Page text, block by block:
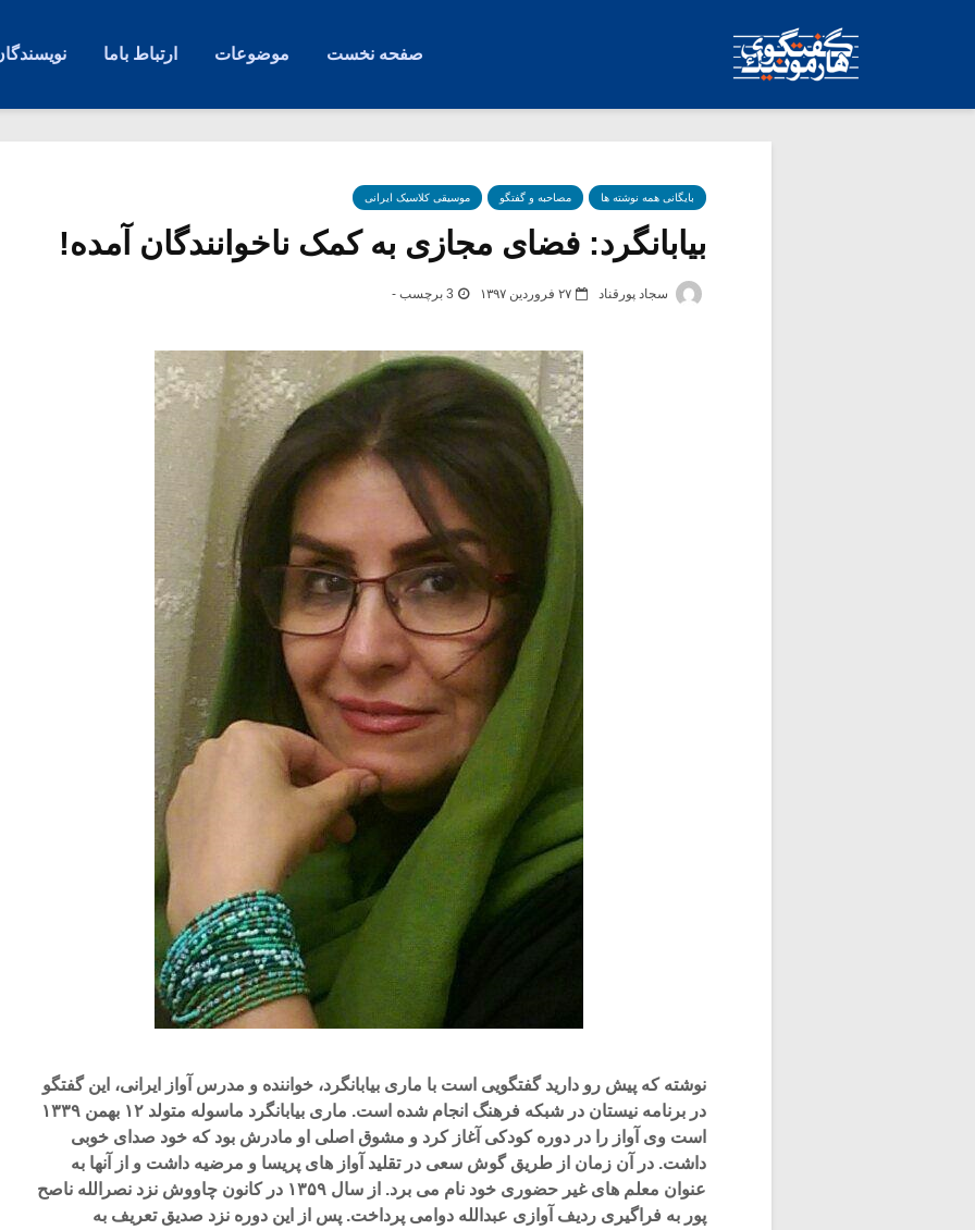
صفحه نخست موضوعات ارتباط باما
بایگانی همه نوشته ها مصاحبه و گفتگو موسیقی کلاسیک ایرانی
بیابانگرد: فضای مجازی به کمک ناخوانندگان آمده!
سجاد پورقناد ۲۷ فروردین ۱۳۹۷ 3 برچسب -
نوشته که پیش رو دارید گفتگویی است با ماری بیابانگرد، خواننده و مدرس آواز ایرانی، این گفتگو
در برنامه نیستان در شبکه فرهنگ انجام شده است. ماری بیابانگرد ماسوله متولد ۱۲ بهمن ۱۳۳۹
است وی آواز را در دوره کودکی آغاز کرد و مشوق اصلی او مادرش بود که خود صدای خوبی
داشت. در آن زمان از طریق گوش سعی در تقلید آواز های پریسا و مرضیه داشت و از آنها به
عنوان معلم های غیر حضوری خود نام می برد. از سال ۱۳۵۹ در کانون چاووش نزد نصرالله ناصح
پور به فراگیری ردیف آوازی عبدالله دوامی پرداخت. پس از این دوره نزد صدیق تعریف به